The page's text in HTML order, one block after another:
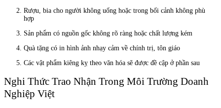
Rượu, bia cho người không uống hoặc trong bối cảnh không phù
hợp
Sản phẩm có nguồn gốc không rõ ràng hoặc chất lượng kém
Quà tặng có in hình ảnh nhạy cảm về chính trị, tôn giáo
Các vật phẩm kiêng kỵ theo văn hóa sẽ được đề cập ở phần sau
Nghi Thức Trao Nhận Trong Môi Trường Doanh
Nghiệp Việt